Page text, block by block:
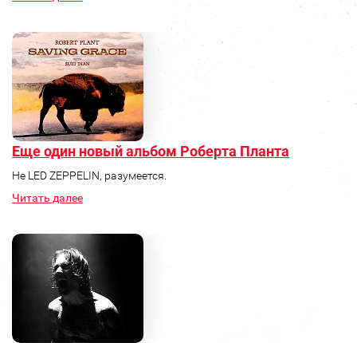
Еще один новый альбом Роберта Планта
Не LED ZEPPELIN, разумеется.
Читать далее